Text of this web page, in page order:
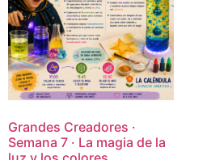
Grandes Creadores ·
Semana 7 · La magia de la